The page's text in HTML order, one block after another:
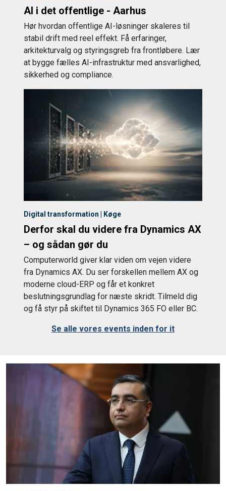
AI i det offentlige - Aarhus
Hør hvordan offentlige AI-løsninger skaleres til
stabil drift med reel effekt. Få erfaringer,
arkitekturvalg og styringsgreb fra frontløbere. Lær
at bygge fælles AI-infrastruktur med ansvarlighed,
sikkerhed og compliance.
Digital transformation | Køge
Derfor skal du videre fra Dynamics AX
– og sådan gør du
Computerworld giver klar viden om vejen videre
fra Dynamics AX. Du ser forskellen mellem AX og
moderne cloud-ERP og får et konkret
beslutningsgrundlag for næste skridt. Tilmeld dig
og få styr på skiftet til Dynamics 365 FO eller BC.
Se alle vores events inden for it